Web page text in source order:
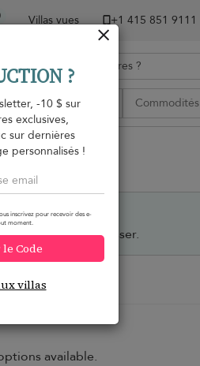
Villas vues +1 ​415 851 9111
Emplacement Commodités
vous intéresser.
available.
?
-10 $ sur
exclusives,
sur dernières
personnalisés !
inscrivez pour recevoir des e-
moment.
Code
villas